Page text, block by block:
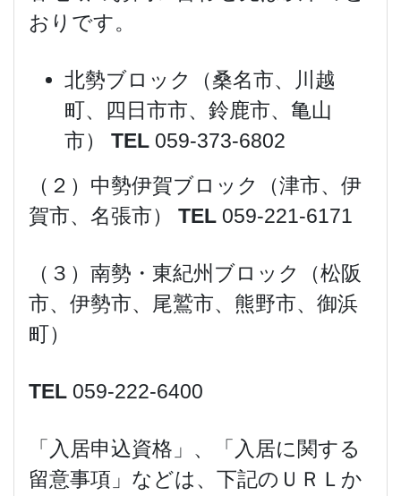
おりです。
北勢ブロック（桑名市、川越
町、四日市市、鈴鹿市、亀山
市） TEL 059-373-6802
（２）中勢伊賀ブロック（津市、伊
賀市、名張市） TEL 059-221-6171
（３）南勢・東紀州ブロック（松阪
市、伊勢市、尾鷲市、熊野市、御浜
町）
TEL 059-222-6400
「入居申込資格」、「入居に関する
留意事項」などは、下記のＵＲＬか